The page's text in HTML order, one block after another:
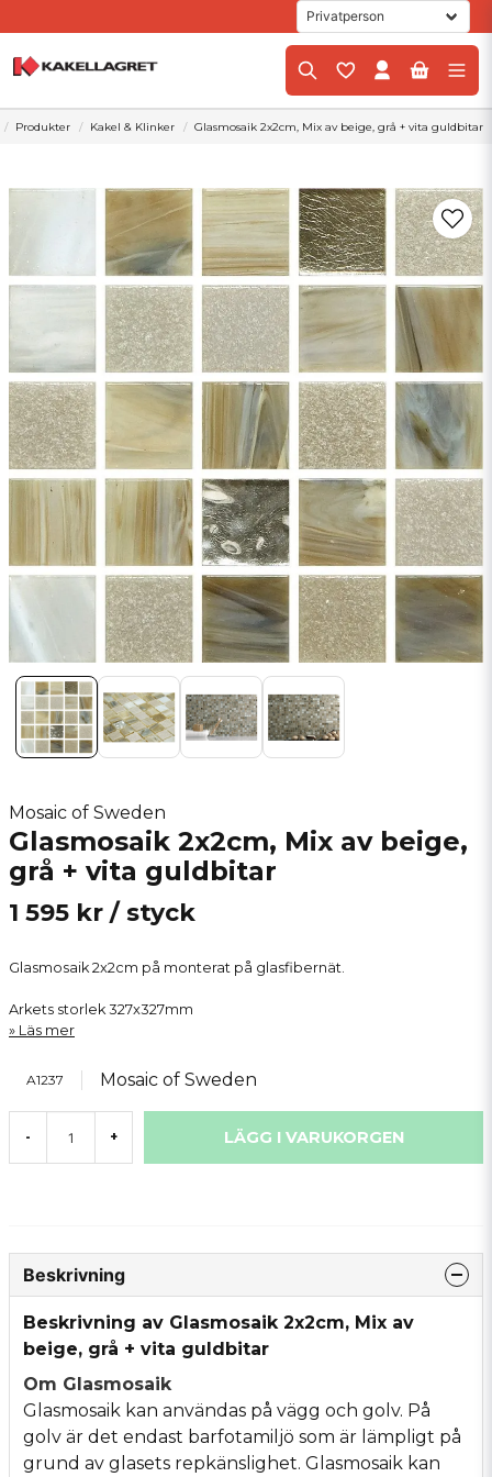
Produkter Kakel & Klinker Glasmosaik 2x2cm, Mix av beige, grå + vita guldbitar
Mosaic of Sweden
Glasmosaik 2x2cm, Mix av beige,
grå + vita guldbitar
1 595 kr / styck
Glasmosaik 2x2cm på monterat på glasfibernät.
Arkets storlek 327x327mm
Läs mer
A1237 Mosaic of Sweden
- + LÄGG I VARUKORGEN
Beskrivning
Beskrivning av Glasmosaik 2x2cm, Mix av
beige, grå + vita guldbitar
Om Glasmosaik
Glasmosaik kan användas på vägg och golv. På
golv är det endast barfotamiljö som är lämpligt på
grund av glasets repkänslighet. Glasmosaik kan